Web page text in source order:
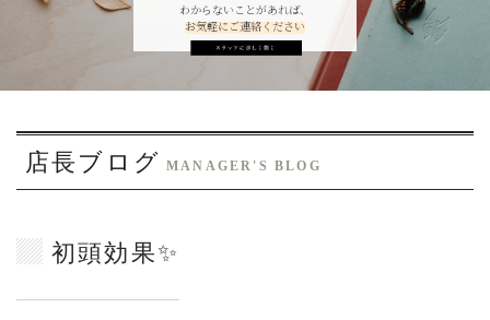
わからないことがあれば、
お気軽にご連絡ください
店長ブログ MANAGER'S BLOG
初頭効果✨